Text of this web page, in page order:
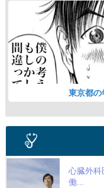
東京都の
心臓外科
働...